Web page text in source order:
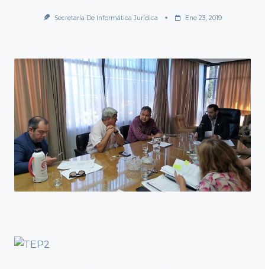
Secretaría De Informática Jurídica Ene 23, 2019